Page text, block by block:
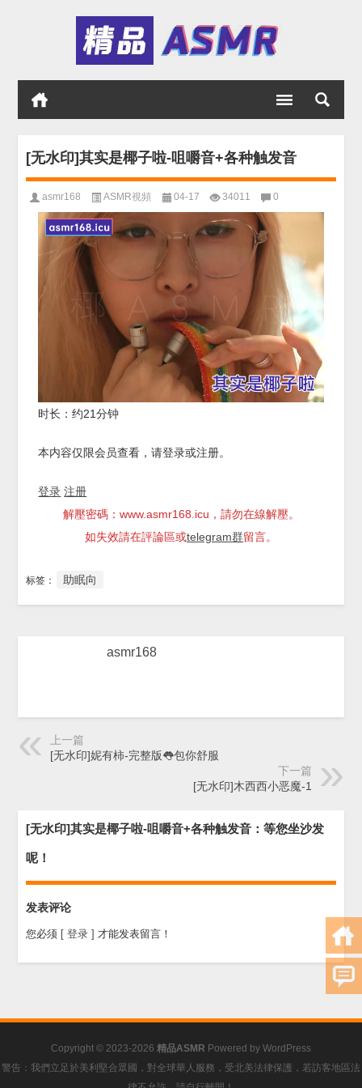
[无水印]其实是椰子啦-咀嚼音+各种触发音
asmr168 ASMR視頻 04-17 34011 0
时长：约21分钟
本内容仅限会员查看，请登录或注册。
登录 注册
解壓密碼：www.asmr168.icu，請勿在線解壓。
如失效請在評論區或telegram群留言。
标签： 助眠向
asmr168
上一篇
[无水印]妮有柿-完整版👅包你舒服
下一篇
[无水印]木西西小恶魔-1
[无水印]其实是椰子啦-咀嚼音+各种触发音：等您坐沙发
呢！
发表评论
您必须 [ 登录 ] 才能发表留言！
Copyright © 2023-2026 精品ASMR Powered by WordPress
警告：我們立足於美利堅合眾國，對全球華人服務，受北美法律保護，若訪客地區法